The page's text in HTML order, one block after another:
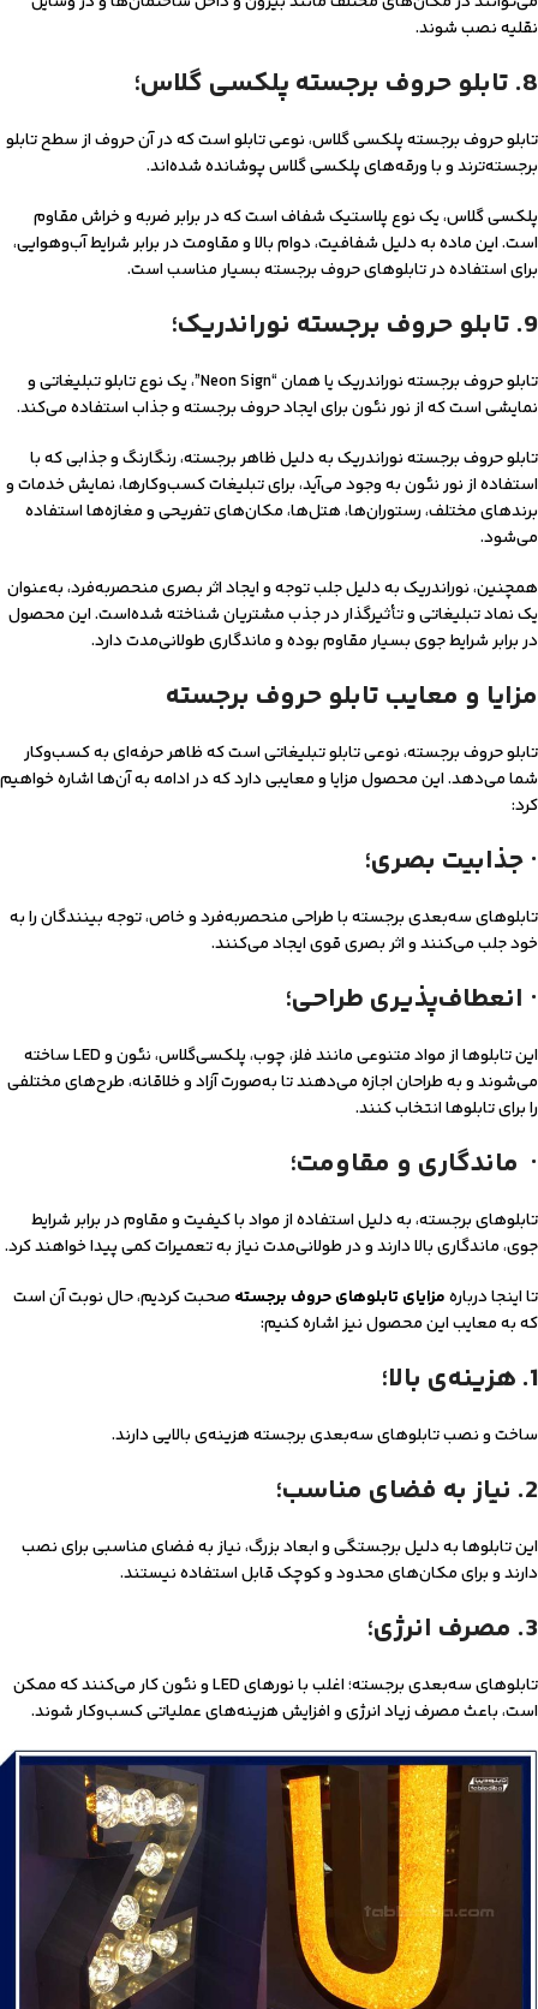
نقلیه نصب شوند.
8. تابلو حروف برجسته پلکسی گلاس؛
تابلو حروف برجسته پلکسی گلاس، نوعی تابلو است که در آن حروف از سطح تابلو
برجسته‌ترند و با ورقه‌های پلکسی گلاس پوشانده شده‌اند.
پلکسی گلاس، یک نوع پلاستیک شفاف است که در برابر ضربه و خراش مقاوم
است. این ماده به دلیل شفافیت، دوام بالا و مقاومت در برابر شرایط آب‌و‌هوایی،
برای استفاده در تابلوهای حروف برجسته بسیار مناسب است.
9. تابلو حروف برجسته نوراندریک؛
تابلو حروف برجسته نوراندریک یا همان “Neon Sign”، یک نوع تابلو تبلیغاتی و
نمایشی است که از نور نئون برای ایجاد حروف برجسته و جذاب استفاده می‌کند.
تابلو حروف برجسته نوراندریک به دلیل ظاهر برجسته، رنگارنگ و جذابی که با
استفاده از نور نئون به وجود می‌آید، برای تبلیغات کسب‌و‌کارها، نمایش خدمات و
برندهای مختلف، رستوران‌ها، هتل‌ها، مکان‌های تفریحی و مغازه‌ها استفاده
می‌شود.
همچنین، نوراندریک به دلیل جلب توجه و ایجاد اثر بصری منحصربه‌فرد، به‌عنوان
یک نماد تبلیغاتی و تأثیرگذار در جذب مشتریان شناخته شده‌است. این محصول
در برابر شرایط جوی بسیار مقاوم بوده و ماندگاری طولانی‌مدت دارد.
مزایا و معایب تابلو حروف برجسته
تابلو حروف برجسته، نوعی تابلو تبلیغاتی است که ظاهر حرفه‌ای به کسب‌وکار
شما می‌دهد. این محصول مزایا و معایبی دارد که در ادامه به آن‌ها اشاره خواهیم
کرد:
· جذابیت بصری؛
تابلوهای سه‌بعدی برجسته با طراحی منحصربه‌فرد و خاص، توجه بینندگان را به
خود جلب می‌کنند و اثر بصری قوی ایجاد می‌کنند.
· انعطاف‌پذیری طراحی؛
این تابلوها از مواد متنوعی مانند فلز، چوب، پلکسی‌گلاس، نئون و LED ساخته
می‌شوند و به طراحان اجازه می‌دهند تا به‌صورت آزاد و خلاقانه، طرح‌های مختلفی
را برای تابلوها انتخاب کنند.
· ماندگاری و مقاومت؛
تابلوهای برجسته، به دلیل استفاده از مواد با کیفیت و مقاوم در برابر شرایط
جوی، ماندگاری بالا دارند و در طولانی‌مدت نیاز به تعمیرات کمی پیدا خواهند کرد.
تا اینجا دربارهمزایای تابلوهای حروف برجسته صحبت کردیم، حال نوبت آن است
که به معایب این محصول نیز اشاره کنیم:
1. هزینه‌ی بالا؛
ساخت و نصب تابلوهای سه‌بعدی برجسته هزینه‌ی بالایی دارند.
2. نیاز به فضای مناسب؛
این تابلوها به دلیل برجستگی و ابعاد بزرگ، نیاز به فضای مناسبی برای نصب
دارند و برای مکان‌های محدود و کوچک قابل استفاده نیستند.
3. مصرف انرژی؛
تابلوهای سه‌بعدی برجسته؛ اغلب با نورهای LED و نئون کار می‌کنند که ممکن
است، باعث مصرف زیاد انرژی و افزایش هزینه‌های عملیاتی کسب‌و‌کار شوند.